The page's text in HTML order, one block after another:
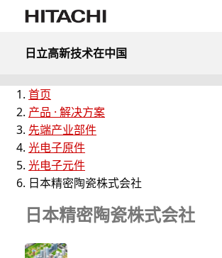
日立高新技术在中国
首页
产品 · 解决方案
先端产业部件
光电子原件
光电子元件
日本精密陶瓷株式会社
日本精密陶瓷株式会社